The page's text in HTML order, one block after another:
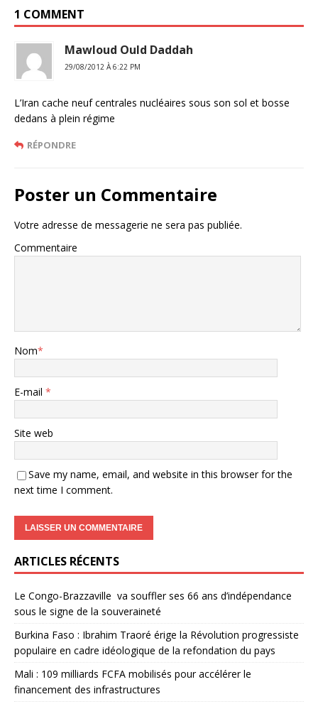
1 COMMENT
Mawloud Ould Daddah
29/08/2012 À 6:22 PM
L’Iran cache neuf centrales nucléaires sous son sol et bosse
dedans à plein régime
RÉPONDRE
Poster un Commentaire
Votre adresse de messagerie ne sera pas publiée.
Commentaire
Nom*
E-mail *
Site web
Save my name, email, and website in this browser for the
next time I comment.
ARTICLES RÉCENTS
Le Congo-Brazzaville va souffler ses 66 ans d’indépendance
sous le signe de la souveraineté
Burkina Faso : Ibrahim Traoré érige la Révolution progressiste
populaire en cadre idéologique de la refondation du pays
Mali : 109 milliards FCFA mobilisés pour accélérer le
financement des infrastructures